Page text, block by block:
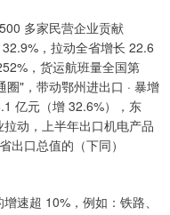
多家民营企业贡献
，拉动全省增长 22.6
，货运航班量全国第
"，带动鄂州进出口 · 暴增
亿元（增 32.6%），东
动，上半年出口机电产品
出口总值的（下同）
速超 10%，例如：铁路、